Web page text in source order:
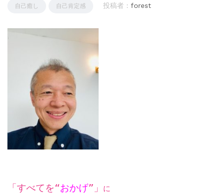
自己癒し 自己肯定感 投稿者 : forest
「すべてを“おかげ”」 に